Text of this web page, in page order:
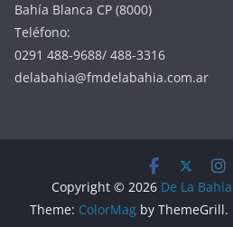
Bahía Blanca CP (8000)
Teléfono:
0291 488-9688/ 488-3316
delabahia@fmdelabahia.com.ar
Copyright © 2026 De La Bahia
Theme: ColorMag by ThemeGrill.